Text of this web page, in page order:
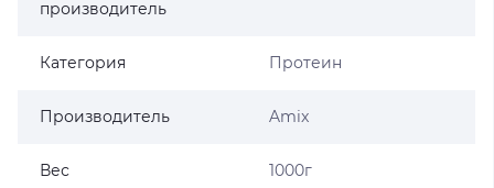
производитель
Категория Протеин
Производитель Amix
Вес 1000г